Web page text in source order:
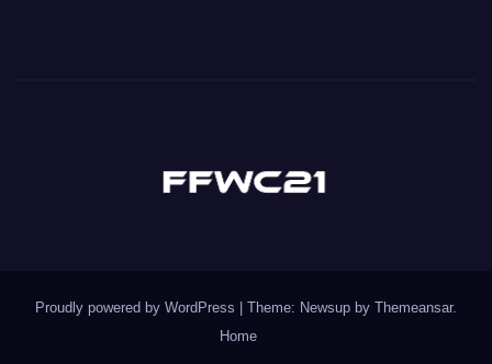
Proudly powered by WordPress Theme: Newsup by Themeansar.
Home